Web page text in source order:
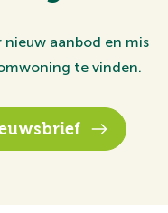
aanbod en mis
te vinden.